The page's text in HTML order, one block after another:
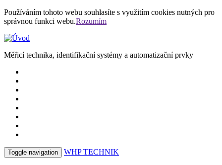
Používáním tohoto webu souhlasíte s využitím cookies nutných pro
správnou funkci webu.Rozumím
Měřicí technika, identifikační systémy a automatizační prvky
Toggle navigation WHPTECHNIK